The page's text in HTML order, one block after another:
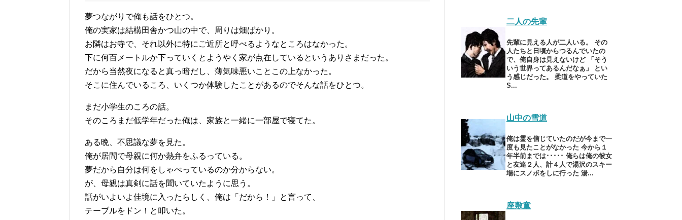
夢つながりで俺も話をひとつ。
俺の実家は結構田舎かつ山の中で、周りは畑ばかり。
お隣はお寺で、それ以外に特にご近所と呼べるようなところはなかった。
下に何百メートルか下っていくとようやく家が点在しているというありさまだった。
だから当然夜になると真っ暗だし、薄気味悪いことこの上なかった。
そこに住んでいるころ、いくつか体験したことがあるのでそんな話をひとつ。
まだ小学生のころの話。
そのころまだ低学年だった俺は、家族と一緒に一部屋で寝てた。
ある晩、不思議な夢を見た。
俺が居間で母親に何か熱弁をふるっている。
夢だから自分は何をしゃべっているのか分からない。
が、母親は真剣に話を聞いていたように思う。
話がいよいよ佳境に入ったらしく、俺は「だから！」と言って、
テーブルをドン！と叩いた。
二人の先輩
先輩に見える人が二人いる。 その
人たちと日頃からつるんでいたの
で、俺自身は見えないけど 「そう
いう世界ってあるんだなぁ」 とい
う感じだった。 柔道をやっていた
S...
山中の雪道
俺は霊を信じていたのだが今まで一
度も見たことがなかった 今から１
年半前までは･････ 俺らは俺の彼女
と友達２人、計４人で湯沢のスキー
場にスノボをしに行った 湯...
座敷童